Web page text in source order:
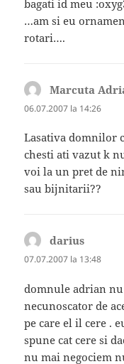
bagati id meu
…am si eu
rotari….
Marcuta
06.07.2007 la 14:26
Lasativa domnilor
chesti ati vazut k
voi la un pret de
sau bijnitarii??
darius
07.07.2007 la 13:48
domnule adrian
necunoscator de
pe care el il cere .
spune cat cere si
nu mai negociem